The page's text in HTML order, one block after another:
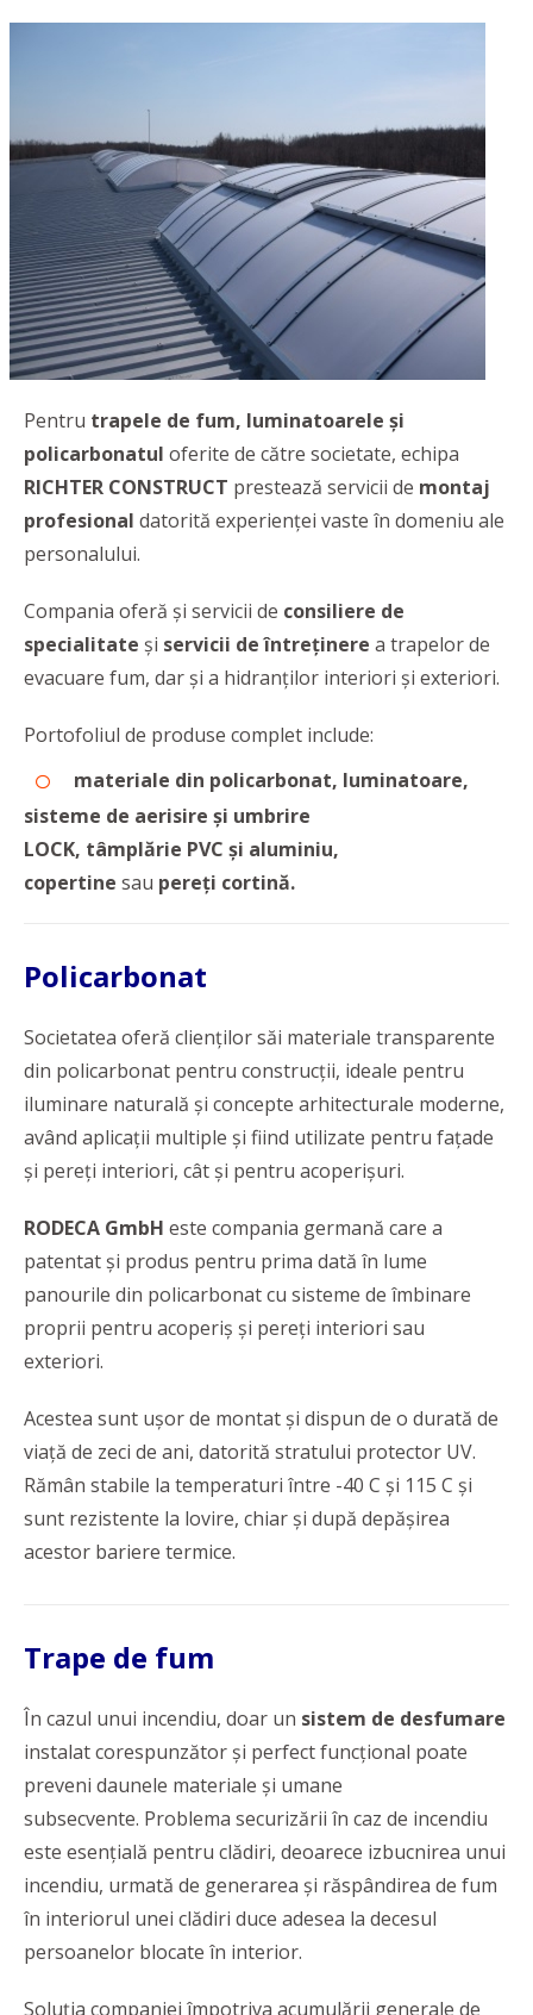
Pentru trapele de fum, luminatoarele şi
policarbonatul oferite de către societate, echipa
RICHTER CONSTRUCT prestează servicii de montaj
profesional datorită experienţei vaste în domeniu ale
personalului.
Compania oferă și servicii de consiliere de
specialitate și servicii de întreținere a trapelor de
evacuare fum, dar și a hidranților interiori și exteriori.
Portofoliul de produse complet include:
materiale din policarbonat, luminatoare,
sisteme de aerisire și umbrire
LOCK, tâmplărie PVC și aluminiu,
copertine sau pereți cortină.
Policarbonat
Societatea oferă clienţilor săi materiale transparente
din policarbonat pentru construcţii, ideale pentru
iluminare naturală şi concepte arhitecturale moderne,
având aplicaţii multiple şi fiind utilizate pentru faţade
şi pereţi interiori, cât şi pentru acoperişuri.
RODECA GmbH este compania germană care a
patentat și produs pentru prima dată în lume
panourile din policarbonat cu sisteme de îmbinare
proprii pentru acoperiș și pereți interiori sau
exteriori.
Acestea sunt ușor de montat și dispun de o durată de
viață de zeci de ani, datorită stratului protector UV.
Rămân stabile la temperaturi între -40 C și 115 C și
sunt rezistente la lovire, chiar și după depășirea
acestor bariere termice.
Trape de fum
În cazul unui incendiu, doar un sistem de desfumare
instalat corespunzător şi perfect funcţional poate
preveni daunele materiale şi umane
subsecvente. Problema securizării în caz de incendiu
este esențială pentru clădiri, deoarece izbucnirea unui
incendiu, urmată de generarea şi răspândirea de fum
în interiorul unei clădiri duce adesea la decesul
persoanelor blocate în interior.
Soluția companiei împotriva acumulării generale de